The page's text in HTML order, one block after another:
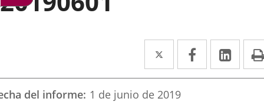
Twitter
Enlace
a
una
Facebook
Enlace
a
a
del informe 1 de junio de 2019